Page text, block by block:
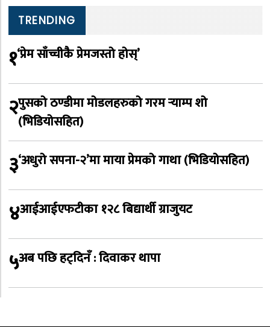
TRENDING
१‘प्रेम साँच्चीकै प्रेमजस्तो होस्’
२पुसको ठण्डीमा मोडलहरुको गरम र्‍याम्प शो
(भिडियोसहित)
३‘अधुरो सपना-२’मा माया प्रेमको गाथा (भिडियोसहित)
४आईआईएफटीका १२८ बिद्यार्थी ग्राजुयट
५अब पछि हट्दिनँ : दिवाकर थापा